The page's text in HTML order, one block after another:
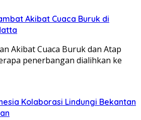
Akibat Cuaca Buruk di
Akibat Cuaca Buruk dan Atap
penerbangan dialihkan ke
Kolaborasi Lindungi Bekantan